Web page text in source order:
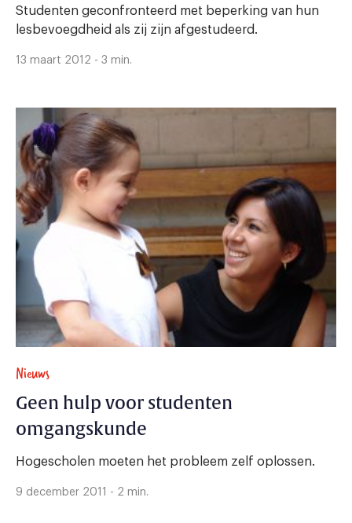
Studenten geconfronteerd met beperking van hun
lesbevoegdheid als zij zijn afgestudeerd.
13 maart 2012 - 3 min.
Nieuws
Geen hulp voor studenten
omgangskunde
Hogescholen moeten het probleem zelf oplossen.
9 december 2011 - 2 min.